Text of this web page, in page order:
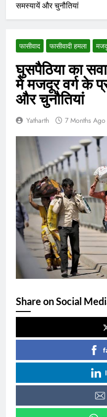
समस्‍यायें और चुनौतियां
फासीवाद फासीवादी हमला
घुसपैठिया का
में मजदूर वर्ग के
और चुनौतियां
Yatharth 7 Months Ago
Share on Social